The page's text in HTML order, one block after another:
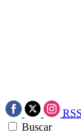
RSS
Buscar